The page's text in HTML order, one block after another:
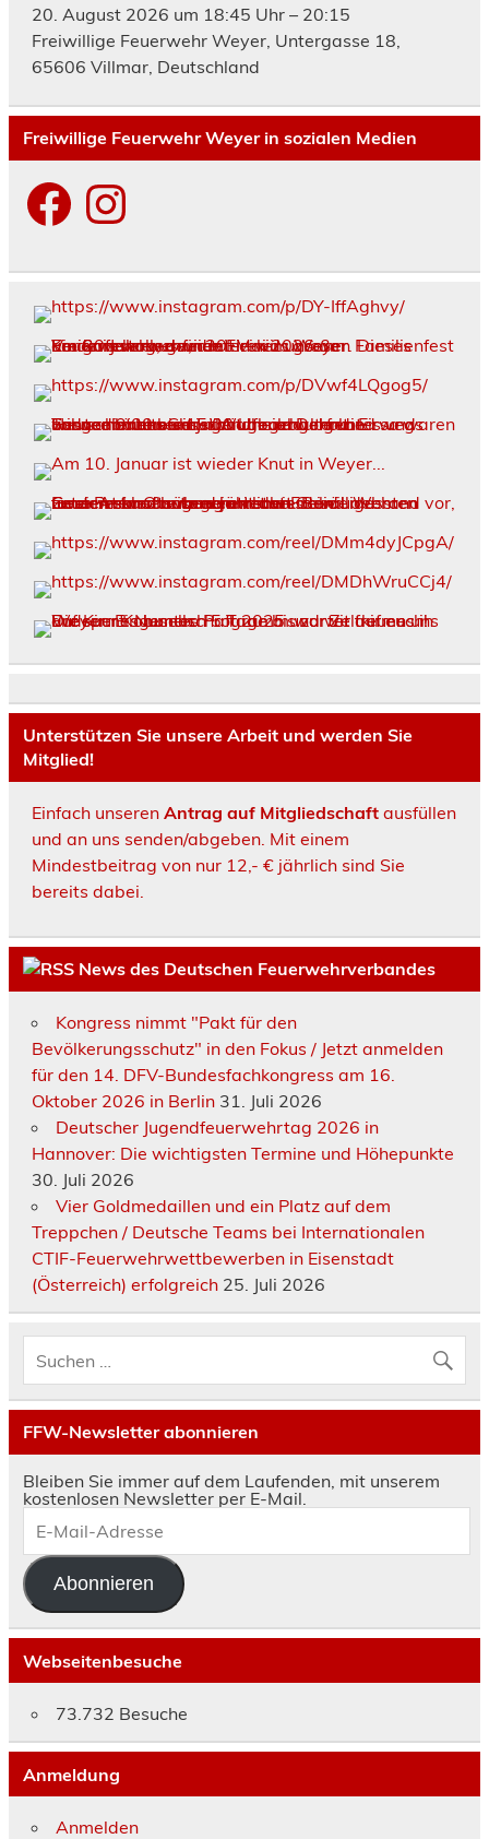
20. August 2026 um 18:45 Uhr – 20:15
Freiwillige Feuerwehr Weyer, Untergasse 18,
65606 Villmar, Deutschland
Freiwillige Feuerwehr Weyer in sozialen Medien
FacebookInstagram
Unterstützen Sie unsere Arbeit und werden Sie
Mitglied!
Einfach unseren Antrag auf Mitgliedschaftausfüllen
und an uns senden/abgeben. Mit einem
Mindestbeitrag von nur 12,- € jährlich sind Sie
bereits dabei.
News des Deutschen Feuerwehrverbandes
Kongress nimmt "Pakt für den
Bevölkerungsschutz" in den Fokus / Jetzt anmelden
für den 14. DFV-Bundesfachkongress am 16.
Oktober 2026 in Berlin 31. Juli 2026
Deutscher Jugendfeuerwehrtag 2026 in
Hannover: Die wichtigsten Termine und Höhepunkte
30. Juli 2026
Vier Goldmedaillen und ein Platz auf dem
Treppchen / Deutsche Teams bei Internationalen
CTIF-Feuerwehrwettbewerben in Eisenstadt
(Österreich) erfolgreich 25. Juli 2026
FFW-Newsletter abonnieren
Bleiben Sie immer auf dem Laufenden, mit unserem
kostenlosen Newsletter per E-Mail.
E-
Mail-
Adresse
Abonnieren
Webseitenbesuche
73.732 Besuche
Anmeldung
Anmelden